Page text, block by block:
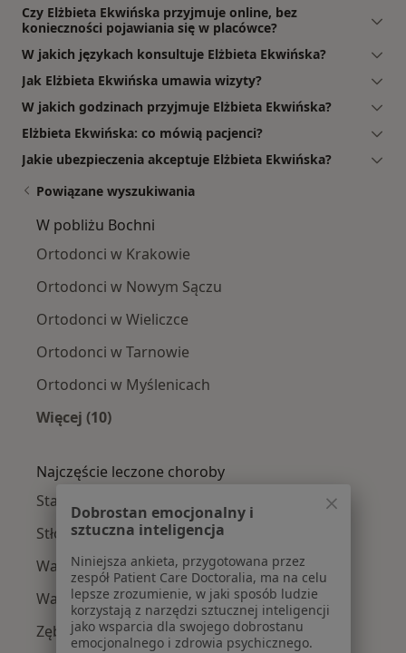
Czy Elżbieta Ekwińska przyjmuje online, bez
konieczności pojawiania się w placówce?
W jakich językach konsultuje Elżbieta Ekwińska?
Jak Elżbieta Ekwińska umawia wizyty?
W jakich godzinach przyjmuje Elżbieta Ekwińska?
Elżbieta Ekwińska: co mówią pacjenci?
Jakie ubezpieczenia akceptuje Elżbieta Ekwińska?
Powiązane wyszukiwania
W pobliżu Bochni
Ortodonci w Krakowie
Ortodonci w Nowym Sączu
Ortodonci w Wieliczce
Ortodonci w Tarnowie
Ortodonci w Myślenicach
Więcej (10)
Najczęście leczone choroby
Starcie zębów w Bochni
Stłoczenie zębów w Bochni
Wady zębów w Bochni
Wady zgryzu w Bochni
Zęby zatrzymane w Bochni
Dobrostan emocjonalny i
sztuczna inteligencja
Niniejsza ankieta, przygotowana przez
zespół Patient Care Doctoralia, ma na celu
lepsze zrozumienie, w jaki sposób ludzie
korzystają z narzędzi sztucznej inteligencji
jako wsparcia dla swojego dobrostanu
emocjonalnego i zdrowia psychicznego.